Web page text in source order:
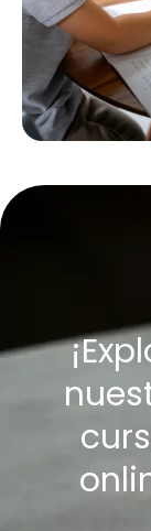
Ir al
curso